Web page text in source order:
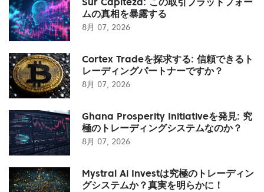
ムの真相を暴露する
8月 07, 2026
Cortex Tradeを探求する: 信頼できるト
レーディングパートナーですか？
8月 07, 2026
Ghana Prosperity Initiativeを発見: 究
極のトレーディングシステムなのか？
8月 07, 2026
Mystral Ai Investは究極のトレーディン
グシステムか？真実を明らかに！